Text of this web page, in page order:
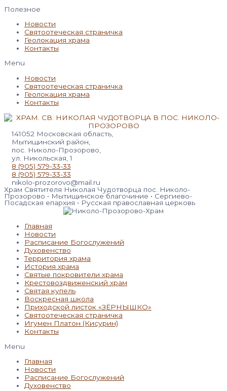
Полезное
Новости
Святоотеческая страничка
Геолокация храма
Контакты
Menu
Новости
Святоотеческая страничка
Геолокация храма
Контакты
141052 Московская область,
Мытищинский район,
пос. Николо-Прозорово,
ул. Никольская, 1
8 (905) 579-33-33
8 (905) 579-33-33
nikolo-prozorovo@mail.ru
Храм Святителя Николая Чудотворца пос. Николо-
Прозорово • Мытищинское благочиние • Сергиево-
Посадская епархия • Русская православная церковь
Главная
Новости
Расписание Богослужений
Духовенство
Территория храма
История храма
Святые покровители храма
Крестовоздвиженский храм
Святая купель
Воскресная школа
Приходской листок «ЗЁРНЫШКО»
Святоотеческая страничка
Игумен Платон (Кисурин)
Контакты
Menu
Главная
Новости
Расписание Богослужений
Духовенство